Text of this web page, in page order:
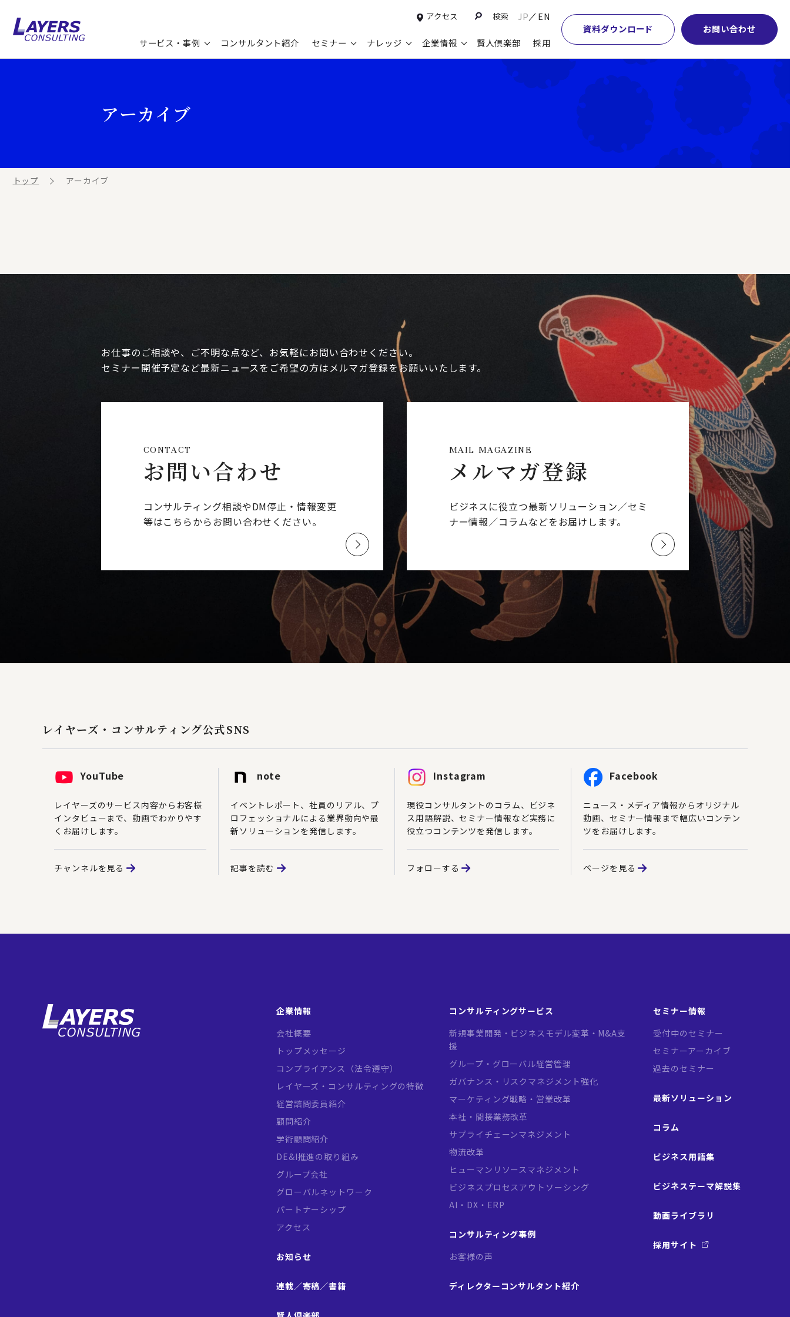
アクセス 検索 JP EN
サービス・事例 コンサルタント紹介 セミナー ナレッジ 企業情報 賢人倶楽部 採用
資料ダウンロード お問い合わせ
コンサルティング事例
本社・間接業務改革
サプライチェーンマネジメント
物流改革
ヒューマンリソースマネジメント
ビジネスプロセスアウトソーシング
コラム
人事
営業・マーケティング
設計・開発・生産・調達
【特集】会計システム刷新
【特集】FP＆Aへの旅
お知らせ
レイヤーズ・コンサルティングの特徴
学術顧問紹介
DE&I推進の取り組み
グループ会社
グローバルネットワーク
パートナーシップ
アーカイブ
トップ アーカイブ
お仕事のご相談や、ご不明な点など、お気軽にお問い合わせください。
セミナー開催予定など最新ニュースをご希望の方はメルマガ登録をお願いいたします。
CONTACT
お問い合わせ
コンサルティング相談やDM停止・情報変更
等はこちらからお問い合わせください。
MAIL MAGAZINE
メルマガ登録
ビジネスに役立つ最新ソリューション／セミ
ナー情報／コラムなどをお届けします。
レイヤーズ・コンサルティング公式SNS
YouTube
レイヤーズのサービス内容からお客様
インタビューまで、動画でわかりやす
くお届けします。
チャンネルを見る
note
イベントレポート、社員のリアル、プ
ロフェッショナルによる業界動向や最
新ソリューションを発信します。
記事を読む
Instagram
現役コンサルタントのコラム、ビジネ
ス用語解説、セミナー情報など実務に
役立つコンテンツを発信します。
フォローする
Facebook
ニュース・メディア情報からオリジナル
動画、セミナー情報まで幅広いコンテン
ツをお届けします。
ページを見る
企業情報
会社概要
トップメッセージ
コンプライアンス（法令遵守）
レイヤーズ・コンサルティングの特徴
経営諮問委員紹介
顧問紹介
学術顧問紹介
DE&I推進の取り組み
グループ会社
グローバルネットワーク
パートナーシップ
アクセス
お知らせ
連載／寄稿／書籍
コンサルティングサービス
新規事業開発・ビジネスモデル変革・M&A支
援
グループ・グローバル経営管理
ガバナンス・リスクマネジメント強化
マーケティング戦略・営業改革
本社・間接業務改革
サプライチェーンマネジメント
物流改革
ヒューマンリソースマネジメント
ビジネスプロセスアウトソーシング
AI・DX・ERP
コンサルティング事例
お客様の声
ディレクターコンサルタント紹介
セミナー情報
受付中のセミナー
セミナーアーカイブ
過去のセミナー
最新ソリューション
コラム
ビジネス用語集
ビジネステーマ解説集
動画ライブラリ
採用サイト